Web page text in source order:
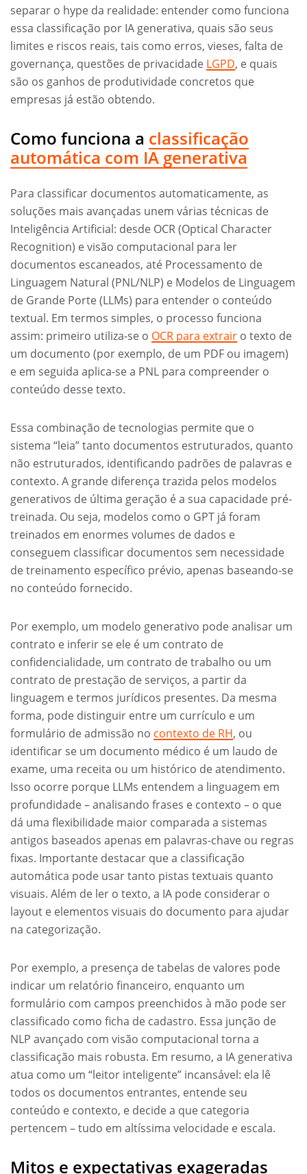
separar o hype da realidade: entender como funciona
essa classificação por IA generativa, quais são seus
limites e riscos reais, tais como erros, vieses, falta de
governança, questões de privacidade LGPD, e quais
são os ganhos de produtividade concretos que
empresas já estão obtendo.
Como funciona a classificação
automática com IA generativa
Para classificar documentos automaticamente, as
soluções mais avançadas unem várias técnicas de
Inteligência Artificial: desde OCR (Optical Character
Recognition) e visão computacional para ler
documentos escaneados, até Processamento de
Linguagem Natural (PNL/NLP) e Modelos de Linguagem
de Grande Porte (LLMs) para entender o conteúdo
textual. Em termos simples, o processo funciona
assim: primeiro utiliza-se o OCR para extrair o texto de
um documento (por exemplo, de um PDF ou imagem)
e em seguida aplica-se a PNL para compreender o
conteúdo desse texto.
Essa combinação de tecnologias permite que o
sistema “leia” tanto documentos estruturados, quanto
não estruturados, identificando padrões de palavras e
contexto. A grande diferença trazida pelos modelos
generativos de última geração é a sua capacidade pré-
treinada. Ou seja, modelos como o GPT já foram
treinados em enormes volumes de dados e
conseguem classificar documentos sem necessidade
de treinamento específico prévio, apenas baseando-se
no conteúdo fornecido.
Por exemplo, um modelo generativo pode analisar um
contrato e inferir se ele é um contrato de
confidencialidade, um contrato de trabalho ou um
contrato de prestação de serviços, a partir da
linguagem e termos jurídicos presentes. Da mesma
forma, pode distinguir entre um currículo e um
formulário de admissão no contexto de RH, ou
identificar se um documento médico é um laudo de
exame, uma receita ou um histórico de atendimento.
Isso ocorre porque LLMs entendem a linguagem em
profundidade – analisando frases e contexto – o que
dá uma flexibilidade maior comparada a sistemas
antigos baseados apenas em palavras-chave ou regras
fixas. Importante destacar que a classificação
automática pode usar tanto pistas textuais quanto
visuais. Além de ler o texto, a IA pode considerar o
layout e elementos visuais do documento para ajudar
na categorização.
Por exemplo, a presença de tabelas de valores pode
indicar um relatório financeiro, enquanto um
formulário com campos preenchidos à mão pode ser
classificado como ficha de cadastro. Essa junção de
NLP avançado com visão computacional torna a
classificação mais robusta. Em resumo, a IA generativa
atua como um “leitor inteligente” incansável: ela lê
todos os documentos entrantes, entende seu
conteúdo e contexto, e decide a que categoria
pertencem – tudo em altíssima velocidade e escala.
Mitos e expectativas exageradas